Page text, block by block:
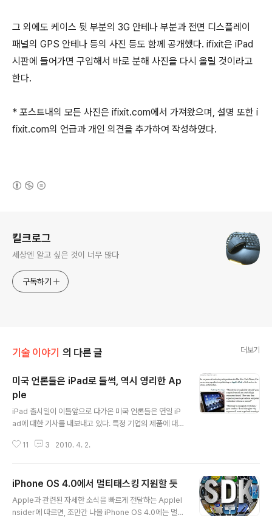
그 외에도 케이스 뒷 부분의 3G 안테나 부분과 전면 디스플레이
패널의 GPS 안테나 등의 사진 등도 함께 공개했다. ifixit은 iPad
시판에 들어가면 구입해서 바로 분해 사진을 다시 올릴 것이라고
한다.
* 포스트내의 모든 사진은 ifixit.com에서 가져왔으며, 설명 또한 i
fixit.com의 언급과 개인 의견을 추가하여 작성하였다.
킬크로그
세상엔 알고 싶은 것이 너무 많다
구독하기
기술 이야기 의 다른 글 더보기
미국 언론들은 iPad로 들썩, 역시 영리한 Ap
ple
iPad 출시일이 이틀앞으로 다가온 미국 언론들은 연일 iP
ad에 대한 기사를 내보내고 있다. 특정 기업의 제품에 대해
은 1월 27일 샌프란시스코에서 CEO Steve Jobs가 약
으로 알려지고 있다. iPad 출시는 기존 iPhone 때와는 또
다른 모습을 보여주고 있다. 2007년 첫 판매를 시작했던 i
Phone은 지난 3년동안 1년마다 외형은 크게 변화를 주지
11 3 2010. 4. 2.
iPhone OS 4.0에서 멀티태스킹 지원할 듯
Apple과 관련된 자세한 소식을 빠르게 전달하는 AppleI
nsider에 따르면, 조만간 나올 iPhone OS 4.0에는 멀티